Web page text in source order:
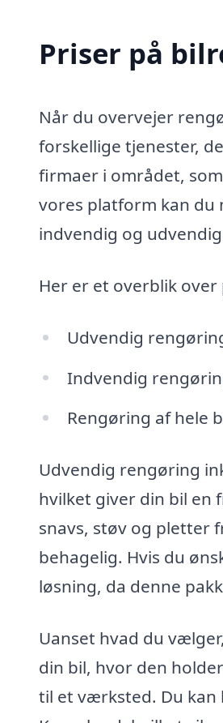
Priser på
Når du overvejer
forskellige tjenester,
firmaer i området,
vores platform kan du
indvendig og
Her er et overblik
Udvendig
Indvendig
Rengøring af hele
Udvendig rengøring
hvilket giver din bil en
snavs, støv og pletter
behagelig. Hvis du
løsning, da denne
Uanset hvad du
din bil, hvor den
til et værksted. Du